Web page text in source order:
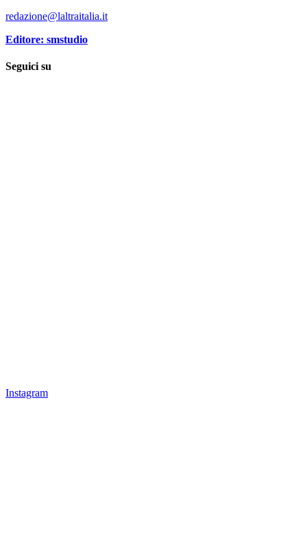
redazione@laltraitalia.it
Editore: smstudio
Seguici su
Instagram